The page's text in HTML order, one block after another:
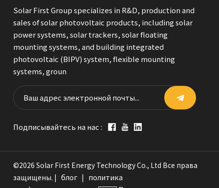
Solar First Group specializes in R&D, production and
sales of solar photovoltaic products, including solar
power systems, solar trackers, solar floating
mounting systems, and building integrated
photovoltaic (BIPV) system, flexible mounting
systems, groun
Подписывайтесь на нас :
©2026 Solar First Energy Technology Co., Ltd Все права
защищены. |
блог
политика